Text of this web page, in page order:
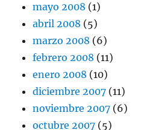
mayo 2008 (1)
abril 2008 (5)
marzo 2008 (6)
febrero 2008 (11)
enero 2008 (10)
diciembre 2007 (11)
noviembre 2007 (6)
octubre 2007 (5)